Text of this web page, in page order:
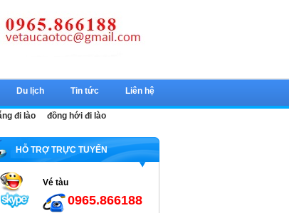
đi lào đồng hới đi lào
Du lịch Tin tức Liên hệ
HỖ TRỢ TRỰC TUYẾN
Vé tàu
0965.866188